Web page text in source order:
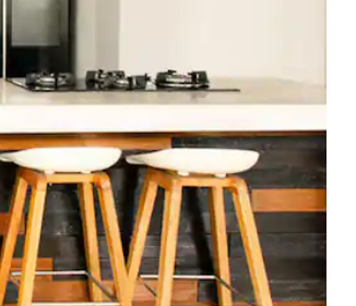
baixo do teclado ou tocando e deslizando o